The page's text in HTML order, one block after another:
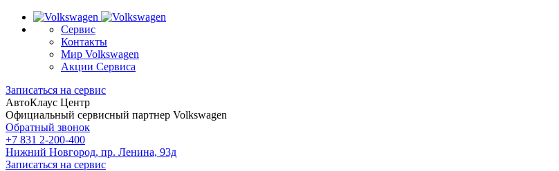
Сервис
Контакты
Мир Volkswagen
Акции Сервиса
Записаться на сервис
АвтоКлаус Центр
Официальный сервисный партнер Volkswagen
Обратный звонок
+7 831 2-200-400
Нижний Новгород, пр. Ленина, 93д
Записаться на сервис